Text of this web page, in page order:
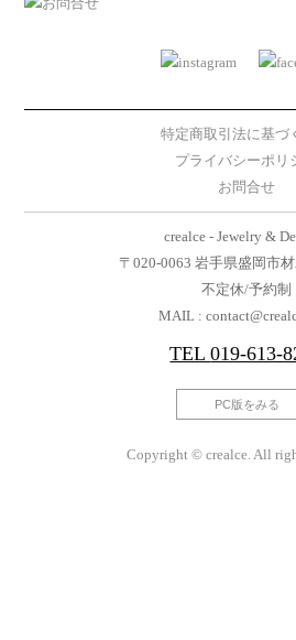
特定商取引法に基づ
プライバシーポリ
お問合せ
crealce - Jewelry &
〒020-0063 岩手県盛岡市
不定休/予約制
MAIL :
TEL019-613-
PC版をみる
Copyright © crealce. All